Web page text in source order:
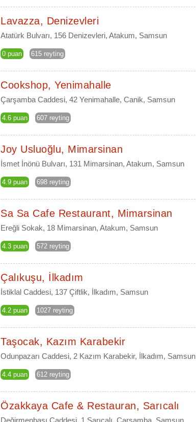
Lavazza, Denizevleri
Atatürk Bulvarı, 156 Denizevleri, Atakum, Samsun
0 puan 615 reyting
Cookshop, Yenimahalle
Çarşamba Caddesi, 42 Yenimahalle, Canik, Samsun
4.6 puan 607 reyting
Joy Usluoğlu, Mimarsinan
İsmet İnönü Bulvarı, 131 Mimarsinan, Atakum, Samsun
4.9 puan 698 reyting
Sa Sa Cafe Restaurant, Mimarsinan
Ereğli Sokak, 18 Mimarsinan, Atakum, Samsun
4.3 puan 572 reyting
Çalıkuşu, İlkadım
İstiklal Caddesi, 137 Çiftlik, İlkadım, Samsun
4.2 puan 1027 reyting
Taşocak, Kazım Karabekir
Odunpazarı Caddesi, 2 Kazım Karabekir, İlkadım, Samsun
4.4 puan 612 reyting
Özakkaya Cafe & Restauran, Sarıcalı
Değirmenbaşı Caddesi, 1 Sarıcalı, Çarşamba, Samsun